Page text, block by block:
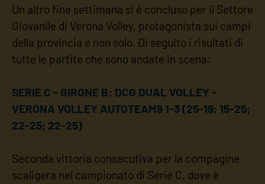
Un altro fine settimana si è concluso per il Settore
Giovanile di Verona Volley, protagonista sui campi
della provincia e non solo. Di seguito i risultati di
tutte le partite che sono andate in scena:
SERIE C - GIRONE B: DCG DUAL VOLLEY -
VERONA VOLLEY AUTOTEAM9 1-3 (25-19; 15-25;
22-25; 22-25)
Seconda vittoria consecutiva per la compagine
scaligera nel campionato di Serie C, dove è